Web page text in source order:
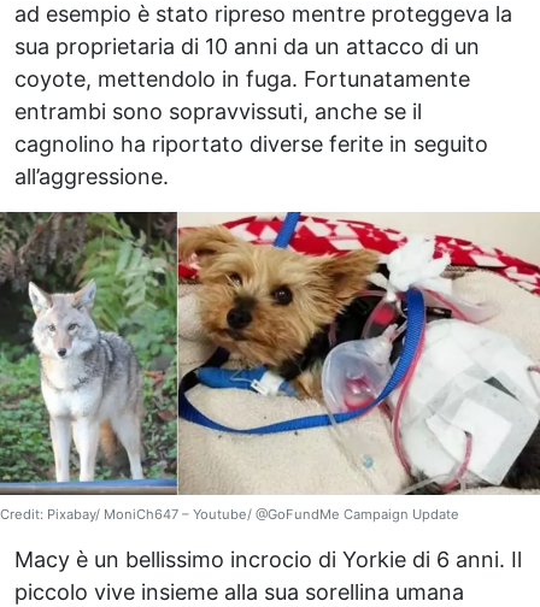
ad esempio è stato ripreso mentre proteggeva la
sua proprietaria di 10 anni da un attacco di un
coyote, mettendolo in fuga. Fortunatamente
entrambi sono sopravvissuti, anche se il
cagnolino ha riportato diverse ferite in seguito
all’aggressione.
Credit: Pixabay/ MoniCh647 – Youtube/ @GoFundMe Campaign Update
Macy è un bellissimo incrocio di Yorkie di 6 anni. Il
piccolo vive insieme alla sua sorellina umana